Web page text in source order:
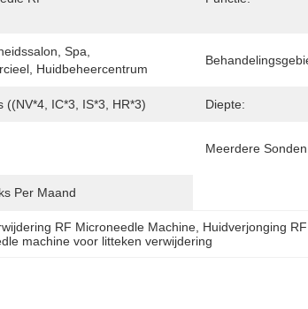
Spa,
Huidbeheercentrum
((NV*4, IC*3, IS*3, HR*3) Diepte:
Meerdere
Per Maand
RF Microneedle Machine Huidverjonging
machine voor litteken verwijdering